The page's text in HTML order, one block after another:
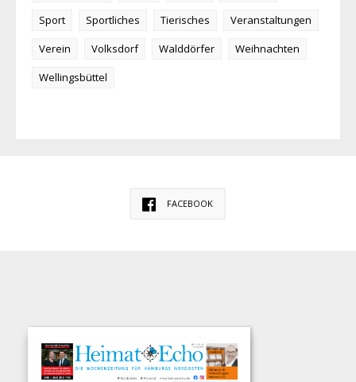
Sport
Sportliches Tierisches
Veranstaltungen
Verein
Volksdorf Walddörfer
Weihnachten
Wellingsbüttel
FACEBOOK